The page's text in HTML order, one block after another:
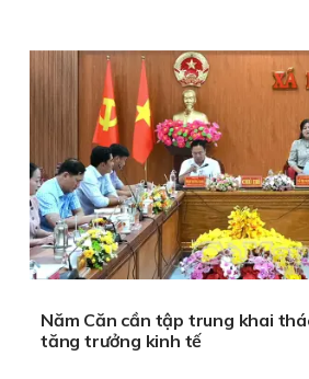
Năm Căn cần tập trung khai
tăng trưởng kinh tế